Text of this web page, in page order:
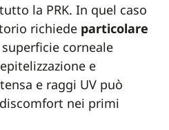
la PRK. In quel caso
richiede particolare
corneale
e
e raggi UV può
nei primi